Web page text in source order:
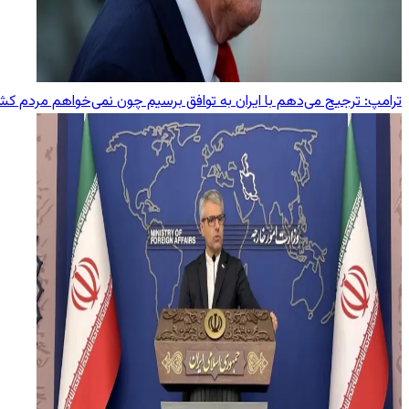
ترامپ: ترجیح می‌دهم با ایران به توافق برسیم چون نمی‌خواهم مردم